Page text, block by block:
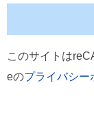
このサイトは
eのプライバシー